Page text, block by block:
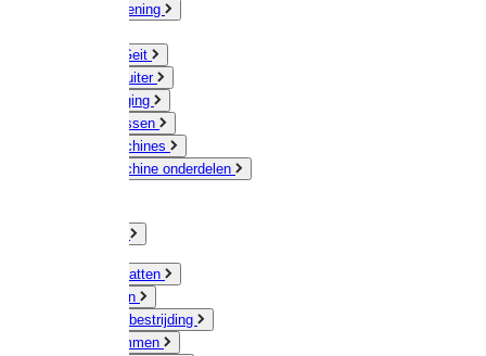
Voervoorziening
Schaap / Geit
Paard & Ruiter
Veeverzorging
Scheermessen
Scheermachines
Scheermachine onderdelen
Muizen / Ratten
Drukspuiten
Ongediertebestrijding
Mollenklemmen